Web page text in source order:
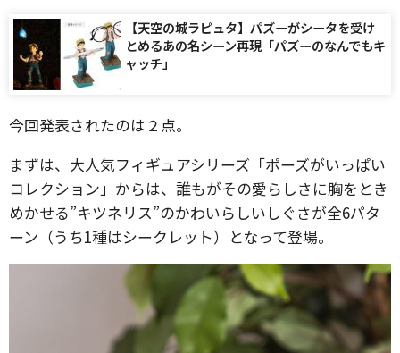
【天空の城ラピュタ】パズーがシータを受け
とめるあの名シーン再現「パズーのなんでもキ
ャッチ」
今回発表されたのは２点。
まずは、大人気フィギュアシリーズ「ポーズがいっぱい
コレクション」からは、誰もがその愛らしさに胸をとき
めかせる”キツネリス”のかわいらしいしぐさが全6パタ
ーン（うち1種はシークレット）となって登場。